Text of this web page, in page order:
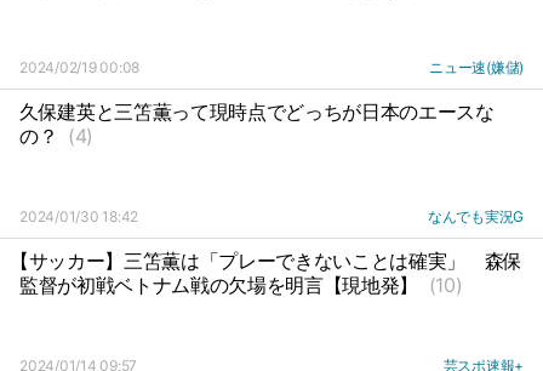
2024/02/19 00:08 ニュー速(嫌儲)
久保建英と三笘薫って現時点でどっちが日本のエースな
の？
(4)
2024/01/30 18:42 なんでも実況G
【サッカー】三笘薫は「プレーできないことは確実」
森保
監督が初戦ベトナム戦の欠場を明言【現地発】
(10)
2024/01/14 09:57 芸スポ速報+